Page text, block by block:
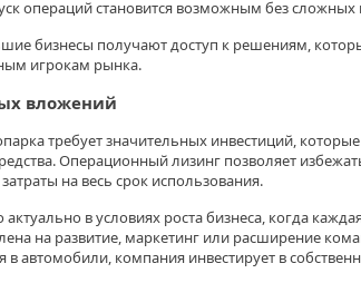
операций становится возможным без сложных
бизнесы получают доступ к решениям,
игрокам рынка.
вложений
требует значительных инвестиций,
Операционный лизинг позволяет
на весь срок использования.
актуально в условиях роста бизнеса, когда
на развитие, маркетинг или расширение
в автомобили, компания инвестирует в